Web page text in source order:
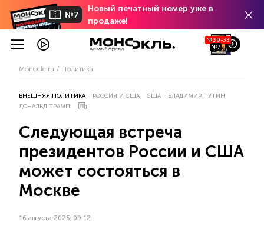
№7
Новый печатный номер уже в
продаже!
№30-33
№7
Monocle.ru Политика
ВНЕШНЯЯ ПОЛИТИКА РОССИЯ И США США
ВЛАДИМИР ПУТИН
ДОНАЛЬД ТРАМП
Следующая встреча
президентов России и США
может состояться в
Москве
16 августа 2025, 09:12